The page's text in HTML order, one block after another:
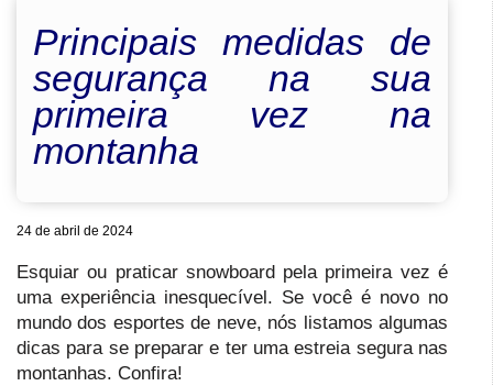
Principais medidas de
segurança na sua
primeira vez na
montanha
24 de abril de 2024
Esquiar ou praticar snowboard pela primeira vez é
uma experiência inesquecível. Se você é novo no
mundo dos esportes de neve, nós listamos algumas
dicas para se preparar e ter uma estreia segura nas
montanhas. Confira!